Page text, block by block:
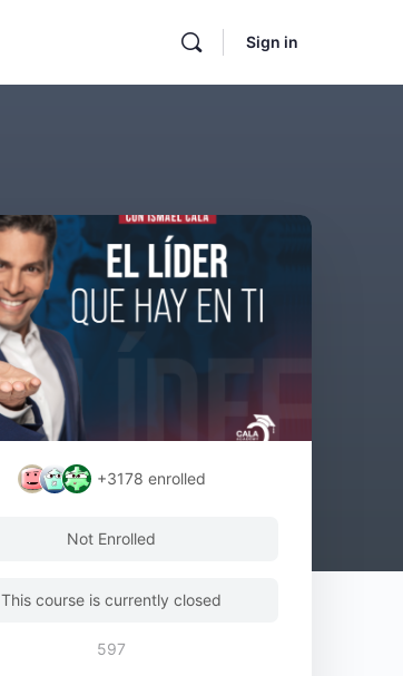
Sign in
+3178 enrolled
Not Enrolled
This course is currently closed
597